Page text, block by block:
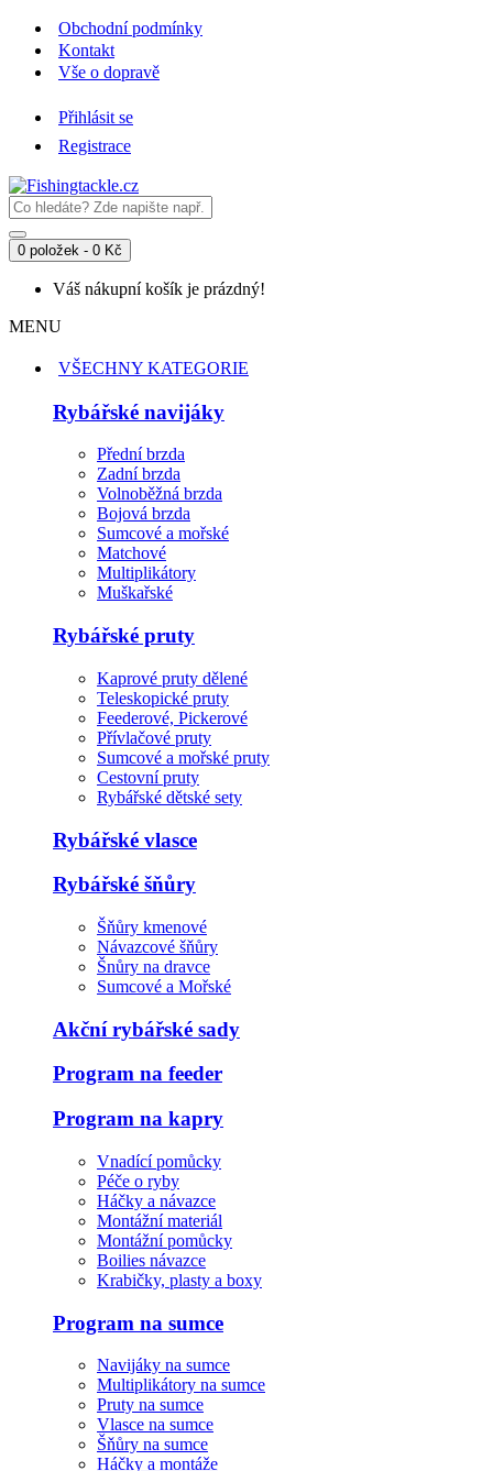
Obchodní podmínky
Kontakt
Vše o dopravě
Přihlásit se
Registrace
0 položek - 0 Kč
Váš nákupní košík je prázdný!
MENU
VŠECHNY KATEGORIE
Rybářské navijáky
Přední brzda
Zadní brzda
Volnoběžná brzda
Bojová brzda
Sumcové a mořské
Matchové
Multiplikátory
Muškařské
Rybářské pruty
Kaprové pruty dělené
Teleskopické pruty
Feederové, Pickerové
Přívlačové pruty
Sumcové a mořské pruty
Cestovní pruty
Rybářské dětské sety
Rybářské vlasce
Rybářské šňůry
Šňůry kmenové
Návazcové šňůry
Šnůry na dravce
Sumcové a Mořské
Akční rybářské sady
Program na feeder
Program na kapry
Vnadící pomůcky
Péče o ryby
Háčky a návazce
Montážní materiál
Montážní pomůcky
Boilies návazce
Krabičky, plasty a boxy
Program na sumce
Navijáky na sumce
Multiplikátory na sumce
Pruty na sumce
Vlasce na sumce
Šňůry na sumce
Háčky a montáže